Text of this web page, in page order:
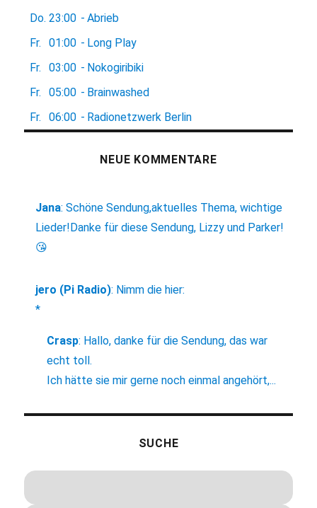
Do. 23:00 - Abrieb
Fr.
01:00 - Long Play
Fr.
03:00 - Nokogiribiki
Fr.
05:00 - Brainwashed
Fr.
06:00 - Radionetzwerk Berlin
NEUE KOMMENTARE
Jana:Schöne Sendung,aktuelles Thema, wichtige
Lieder!Danke für diese Sendung, Lizzy und Parker!
😘
jero (Pi Radio): Nimm die hier:
*
Crasp: Hallo, danke für die Sendung, das war
echt toll.
Ich hätte sie mir gerne noch einmal angehört,...
SUCHE